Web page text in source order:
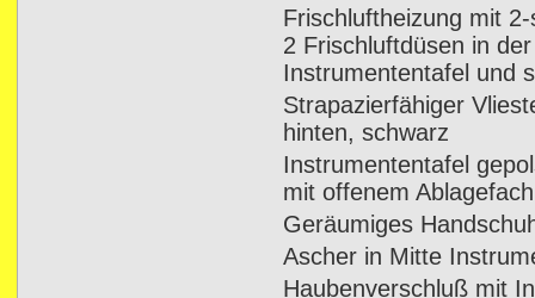
Frischluftheizung mit
2 Frischluftdüsen in
Instrumententafel und
Strapazierfähiger
hinten, schwarz
Instrumententafel
mit offenem Ablagefach
Geräumiges
Ascher in Mitte
Haubenverschluß mit